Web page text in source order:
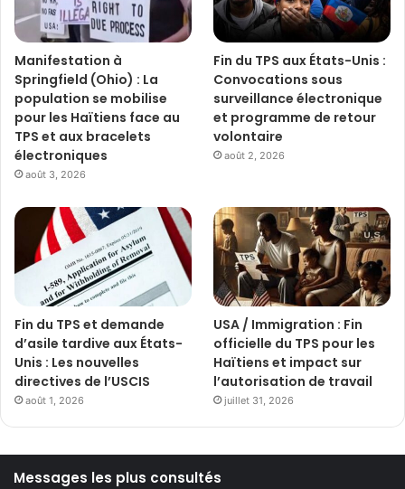
Manifestation à
Springfield (Ohio) : La
population se mobilise
pour les Haïtiens face au
TPS et aux bracelets
électroniques
août 3, 2026
Fin du TPS aux États-Unis :
Convocations sous
surveillance électronique
et programme de retour
volontaire
août 2, 2026
Fin du TPS et demande
d’asile tardive aux États-
Unis : Les nouvelles
directives de l’USCIS
août 1, 2026
USA / Immigration : Fin
officielle du TPS pour les
Haïtiens et impact sur
l’autorisation de travail
juillet 31, 2026
Messages les plus consultés